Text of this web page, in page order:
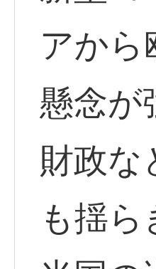
アから
懸念が
財政な
も揺